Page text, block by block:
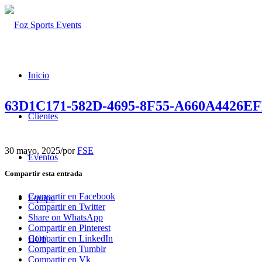
Inicio
Clientes
Eventos
Equipo
HOF
63D1C171-582D-4695-8F55-
30 mayo, 2025/porFSE
Compartir esta entrada
Compartir en Facebook
Compartir en Twitter
Share on WhatsApp
Compartir en Pinterest
Compartir en LinkedIn
Compartir en Tumblr
Compartir en Vk